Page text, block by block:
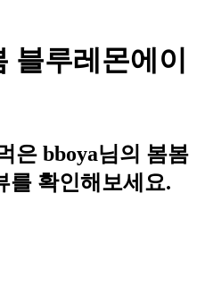
블루레몬에이
은 bboya님의 봄봄
를 확인해보세요.